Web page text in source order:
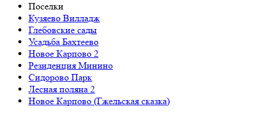
Поселки
Кузяево Вилладж
Глебовские сады
Усадьба Бахтеево
Новое Карпово 2
Резиденция Минино
Сидорово Парк
Лесная поляна 2
Новое Карпово (Гжельская сказка)